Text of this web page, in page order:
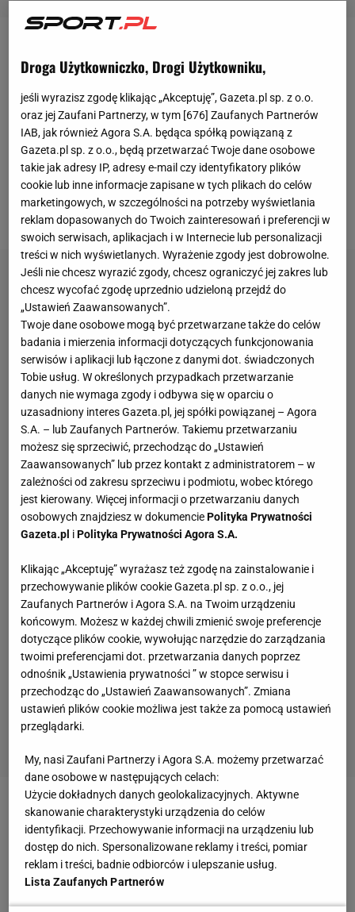
rundzie turnieju WTA 1000 w Montrealu Iga Świątek
(3. WTA) rywalizuje w kolejnym "tysięczniku" - w
Cincinnati. W pierwszej rundzie miała wolny los, w
drugiej wygrała 6:1, 6:4 z Anastazją Potapową (45.
WTA), w trzeciej Marta Kostiuk (27. WTA) wycofała
się z gry z powodu kontuzji, a w czwartejPolka
pokonała 6:4, 6:3 Soranę Cirsteę (138. WTA).
Zobacz wideoIga Świątek? "Trudny temat". Karol
Strasburger z ważnym przesłaniem
WTA 1000 w Cincinnati. Iga Świątek zagra z Anną
Droga Użytkowniczko, Drogi Użytkowniku,
jeśli wyrazisz zgodę klikając „Akceptuję”, Gazeta.pl sp. z o.o.
oraz jej Zaufani Partnerzy, w tym [676] Zaufanych Partnerów
IAB, jak również Agora S.A. będąca spółką powiązaną z
Gazeta.pl sp. z o.o., będą przetwarzać Twoje dane osobowe
takie jak adresy IP, adresy e-mail czy identyfikatory plików
cookie lub inne informacje zapisane w tych plikach do celów
marketingowych, w szczególności na potrzeby wyświetlania
reklam dopasowanych do Twoich zainteresowań i preferencji w
swoich serwisach, aplikacjach i w Internecie lub personalizacji
treści w nich wyświetlanych. Wyrażenie zgody jest dobrowolne.
Jeśli nie chcesz wyrazić zgody, chcesz ograniczyć jej zakres lub
chcesz wycofać zgodę uprzednio udzieloną przejdź do
„Ustawień Zaawansowanych”.
Twoje dane osobowe mogą być przetwarzane także do celów
badania i mierzenia informacji dotyczących funkcjonowania
serwisów i aplikacji lub łączone z danymi dot. świadczonych
Tobie usług. W określonych przypadkach przetwarzanie
danych nie wymaga zgody i odbywa się w oparciu o
uzasadniony interes Gazeta.pl, jej spółki powiązanej – Agora
S.A. – lub Zaufanych Partnerów. Takiemu przetwarzaniu
możesz się sprzeciwić, przechodząc do „Ustawień
Zaawansowanych” lub przez kontakt z administratorem – w
zależności od zakresu sprzeciwu i podmiotu, wobec którego
jest kierowany. Więcej informacji o przetwarzaniu danych
osobowych znajdziesz w dokumenciePolityka Prywatności
Gazeta.pl iPolityka Prywatności Agora S.A.
Klikając „Akceptuję” wyrażasz też zgodę na zainstalowanie i
przechowywanie plików cookie Gazeta.pl sp. z o.o., jej
Zaufanych Partnerów i Agora S.A. na Twoim urządzeniu
końcowym. Możesz w każdej chwili zmienić swoje preferencje
dotyczące plików cookie, wywołując narzędzie do zarządzania
twoimi preferencjami dot. przetwarzania danych poprzez
odnośnik „Ustawienia prywatności ” w stopce serwisu i
przechodząc do „Ustawień Zaawansowanych”. Zmiana
ustawień plików cookie możliwa jest także za pomocą ustawień
przeglądarki.
My, nasi Zaufani Partnerzy i Agora S.A. możemy przetwarzać
dane osobowe w następujących celach:
Użycie dokładnych danych geolokalizacyjnych. Aktywne
skanowanie charakterystyki urządzenia do celów
identyfikacji. Przechowywanie informacji na urządzeniu lub
dostęp do nich. Spersonalizowane reklamy i treści, pomiar
reklam i treści, badnie odbiorców i ulepszanie usług.
Lista Zaufanych Partnerów